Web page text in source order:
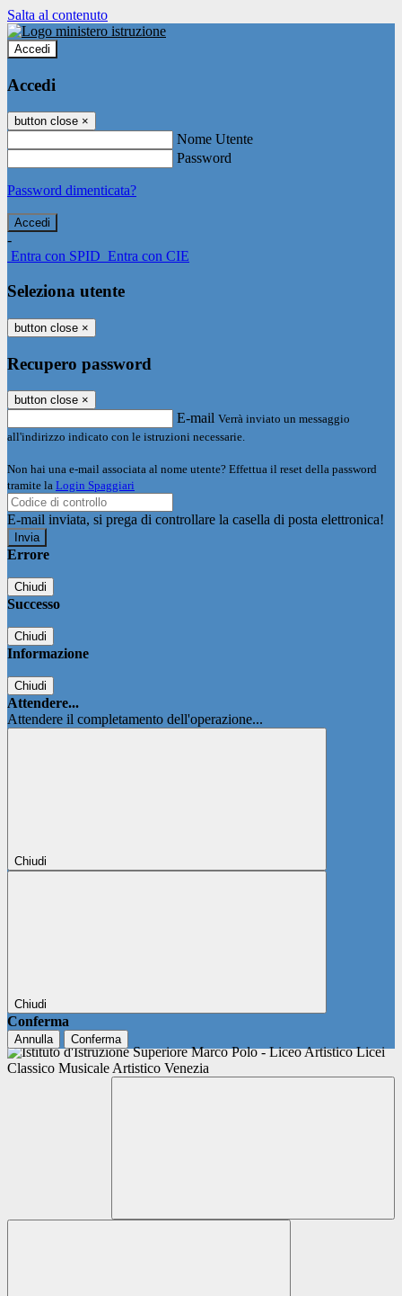
Salta al contenuto
Accedi
Accedi
button close ×
Nome Utente
Password
Password dimenticata?
-
Entra con SPID Entra con CIE
Seleziona utente
button close ×
Recupero password
button close ×
E-mail Verrà inviato un messaggio
all'indirizzo indicato con le istruzioni necessarie.
Non hai una e-mail associata al nome utente? Effettua il reset della password
tramite la Login Spaggiari
E-mail inviata, si prega di controllare la casella di posta elettronica!
Errore
Chiudi
Successo
Chiudi
Informazione
Chiudi
Attendere...
Attendere il completamento dell'operazione...
Chiudi
Chiudi
Conferma
Annulla Conferma